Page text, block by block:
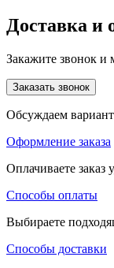
Доставка и
Закажите звонок
Заказать звонок
Обсуждаем
Оформление заказа
Оплачиваете
Способы оплаты
Выбираете
Способы доставки